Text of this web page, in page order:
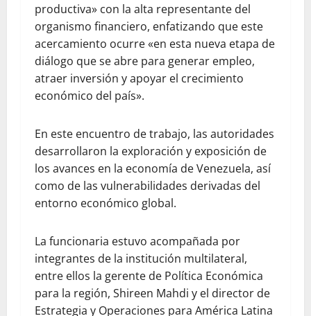
productiva» con la alta representante del
organismo financiero, enfatizando que este
acercamiento ocurre «en esta nueva etapa de
diálogo que se abre para generar empleo,
atraer inversión y apoyar el crecimiento
económico del país».
En este encuentro de trabajo, las autoridades
desarrollaron la exploración y exposición de
los avances en la economía de Venezuela, así
como de las vulnerabilidades derivadas del
entorno económico global.
La funcionaria estuvo acompañada por
integrantes de la institución multilateral,
entre ellos la gerente de Política Económica
para la región, Shireen Mahdi y el director de
Estrategia y Operaciones para América Latina